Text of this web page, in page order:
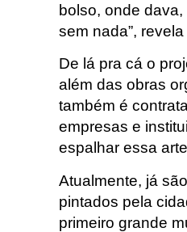
bolso, onde
sem nada”,
De lá pra cá o
além das obras
também é
empresas e
espalhar essa
Atualmente, já
pintados pela
primeiro grande